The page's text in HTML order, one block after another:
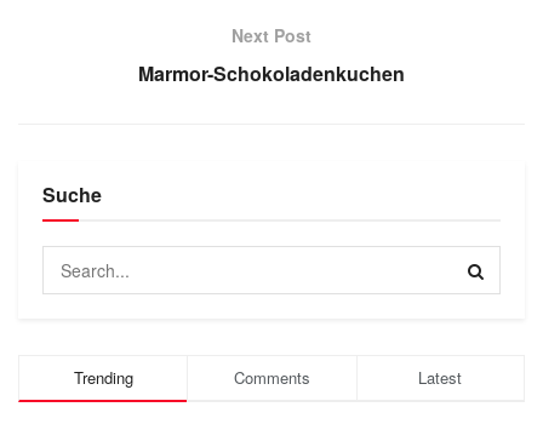
Next Post
Marmor-Schokoladenkuchen
Suche
Trending Comments Latest